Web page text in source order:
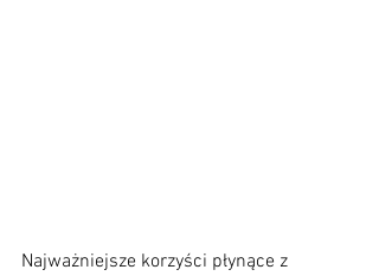
Najważniejsze korzyści płynące z